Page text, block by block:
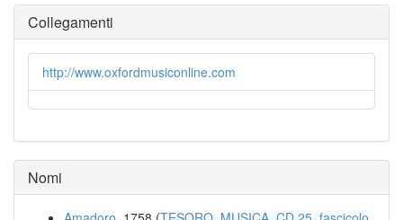
Collegamenti
http://www.oxfordmusiconline.com
Nomi